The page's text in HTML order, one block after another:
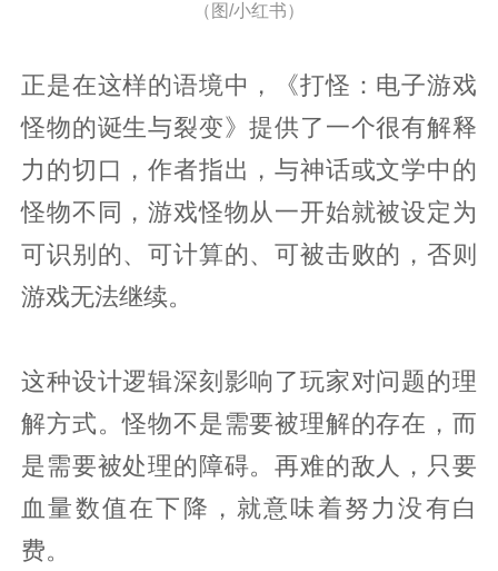
（图/小红书）
正是在这样的语境中，《打怪：电子游戏
怪物的诞生与裂变》提供了一个很有解释
力的切口，作者指出，与神话或文学中的
怪物不同，游戏怪物从一开始就被设定为
可识别的、可计算的、可被击败的，否则
游戏无法继续。
这种设计逻辑深刻影响了玩家对问题的理
解方式。怪物不是需要被理解的存在，而
是需要被处理的障碍。再难的敌人，只要
血量数值在下降，就意味着努力没有白
费。